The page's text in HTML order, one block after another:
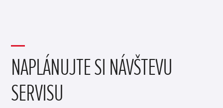
NAPLÁNUJTE SI NÁVŠTEVU
SERVISU